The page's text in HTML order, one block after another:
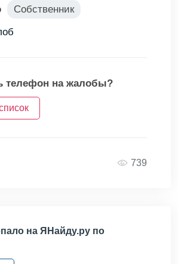
Собственник
телефон на жалобы?
739
на ЯНайду.ру по